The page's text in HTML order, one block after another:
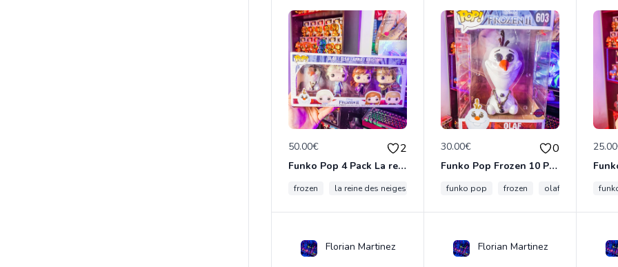
50.00€ 2
Funko Pop 4 Pack La reine des Neiges Frozen Olaf / Elsa / Anna / Kristoff
frozen la reine des neiges funko pop olaf
30.00€ 0
Funko Pop Frozen 10 Pouces La reine des Neiges Frozen Olaf 603
funko pop frozen olaf la reine
Florian Martinez Florian Martinez